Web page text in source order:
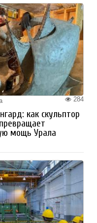
284
как скульптор
мощь Урала